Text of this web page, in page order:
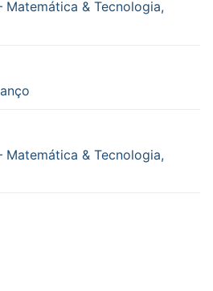
Matemática & Tecnologia,
Matemática & Tecnologia,